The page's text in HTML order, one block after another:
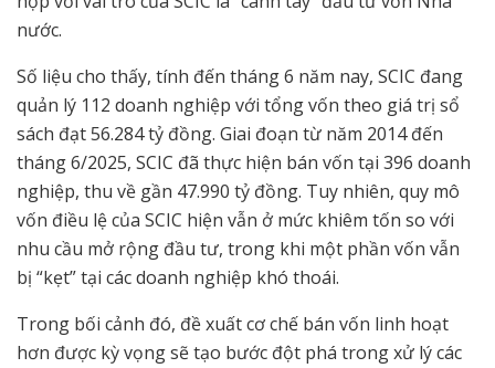
nước.
Số liệu cho thấy, tính đến tháng 6 năm nay, SCIC đang
quản lý 112 doanh nghiệp với tổng vốn theo giá trị sổ
sách đạt 56.284 tỷ đồng. Giai đoạn từ năm 2014 đến
tháng 6/2025, SCIC đã thực hiện bán vốn tại 396 doanh
nghiệp, thu về gần 47.990 tỷ đồng. Tuy nhiên, quy mô
vốn điều lệ của SCIC hiện vẫn ở mức khiêm tốn so với
nhu cầu mở rộng đầu tư, trong khi một phần vốn vẫn
bị “kẹt” tại các doanh nghiệp khó thoái.
Trong bối cảnh đó, đề xuất cơ chế bán vốn linh hoạt
hơn được kỳ vọng sẽ tạo bước đột phá trong xử lý các